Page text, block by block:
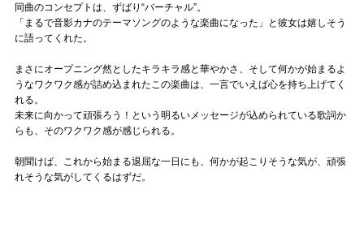
同曲のコンセプトは、ずばり“バーチャル”。
「まるで音影カナのテーマソングのような楽曲になった」と彼女は嬉しそう
に語ってくれた。
まさにオープニング然としたキラキラ感と華やかさ、そして何かが始まるよ
うなワクワク感が詰め込まれたこの楽曲は、一言でいえば心を持ち上げてく
れる。
未来に向かって頑張ろう！という明るいメッセージが込められている歌詞か
らも、そのワクワク感が感じられる。
朝聞けば、これから始まる退屈な一日にも、何かが起こりそうな気が、頑張
れそうな気がしてくるはずだ。